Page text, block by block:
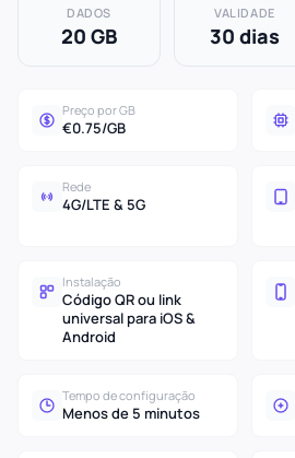
DADOS
20 GB
VALIDADE
30 dias
Preço por GB
€0.75/GB
Rede
4G/LTE & 5G
Instalação
Código QR ou link
universal para iOS &
Android
Tempo de configuração
Menos de 5 minutos